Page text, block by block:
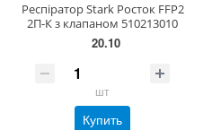
Респіратор Stark Росток FFP2
2П-К з клапаном 510213010
20.10
шт
Купить